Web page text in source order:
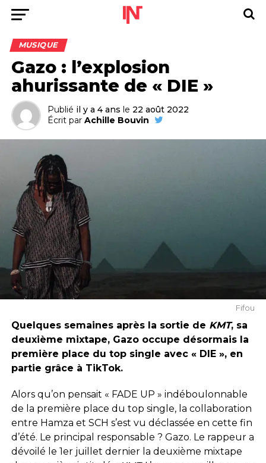
MUSIQUE
Gazo : l’explosion
ahurissante de « DIE »
Publié il y a 4 ans le 22 août 2022
Écrit par Achille Bouvin
Fifou
Quelques semaines après la sortie de KMT, sa
deuxième mixtape, Gazo occupe désormais la
première place du top single avec « DIE », en
partie grâce à TikTok.
Alors qu’on pensait « FADE UP » indéboulonnable
de la première place du top single, la collaboration
entre Hamza et SCH s’est vu déclassée en cette fin
d’été. Le principal responsable ? Gazo. Le rappeur a
dévoilé le 1er juillet dernier la deuxième mixtape